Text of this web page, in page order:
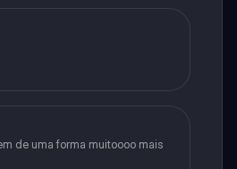
de uma forma muitoooo mais